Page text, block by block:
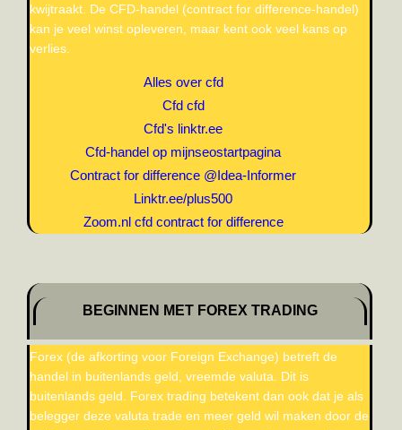
kwijtraakt. De CFD-handel (contract for difference-handel)
kan je veel winst opleveren, maar kent ook veel kans op
verlies.
Alles over cfd
Cfd cfd
Cfd's linktr.ee
Cfd-handel op mijnseostartpagina
Contract for difference @Idea-Informer
Linktr.ee/plus500
Zoom.nl cfd contract for difference
BEGINNEN MET FOREX TRADING
Forex (de afkorting voor Foreign Exchange) betreft de
handel in buitenlands geld, vreemde valuta. Dit is
buitenlands geld. Forex trading betekent dan ook dat je als
belegger deze valuta trade en meer geld wil maken door de